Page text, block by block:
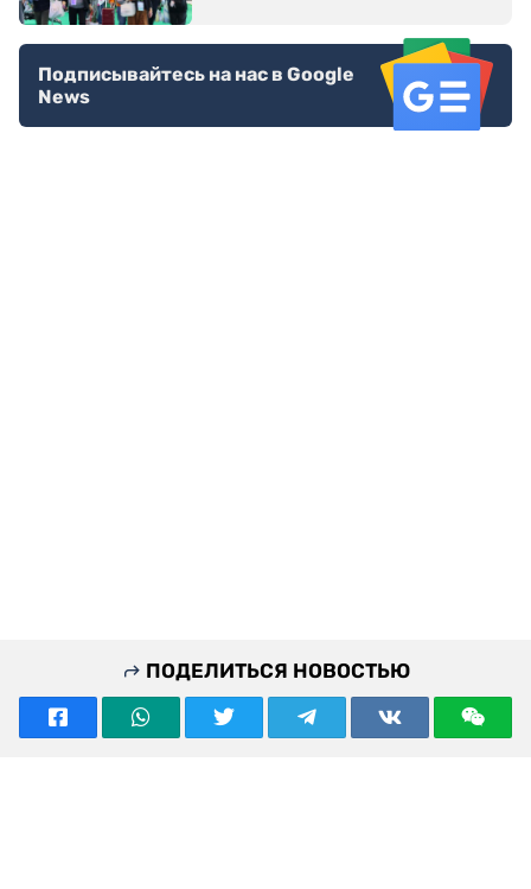
Подписывайтесь на нас в Google
News
ПОДЕЛИТЬСЯ НОВОСТЬЮ